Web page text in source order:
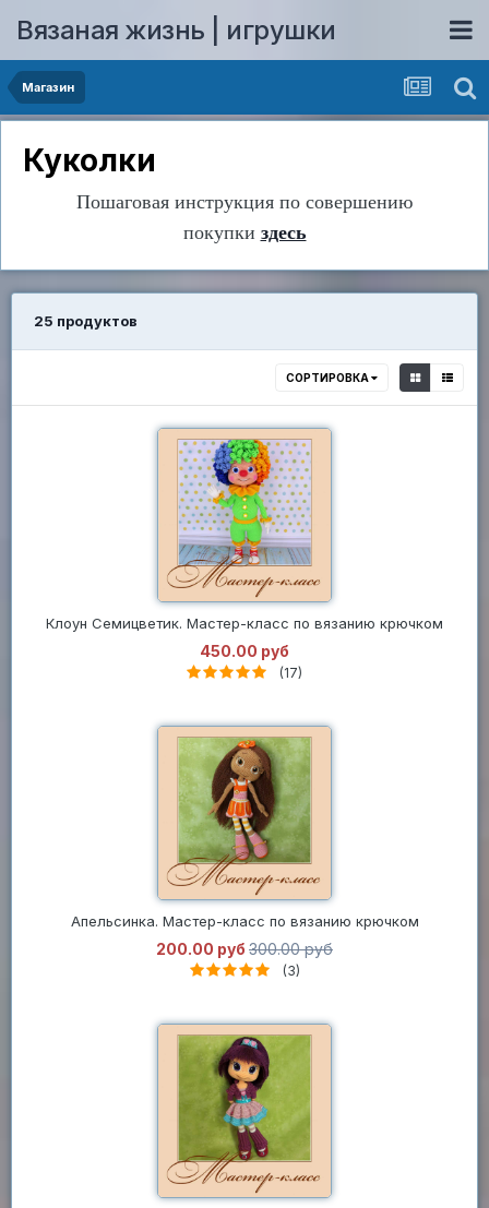
Вязаная жизнь | игрушки
Магазин
Куколки
Пошаговая инструкция по совершению
покупки здесь
25 продуктов
СОРТИРОВКА
Клоун Семицветик. Мастер-класс по вязанию крючком
450.00 руб
(17)
Апельсинка. Мастер-класс по вязанию крючком
200.00 руб 300.00 руб
(3)